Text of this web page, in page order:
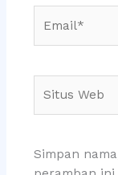
Web
Simpan